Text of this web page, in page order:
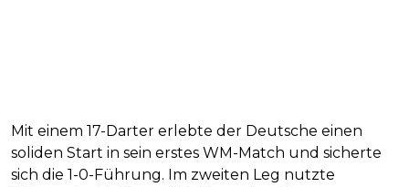
Mit einem 17-Darter erlebte der Deutsche einen
soliden Start in sein erstes WM-Match und sicherte
sich die 1-0-Führung. Im zweiten Leg nutzte